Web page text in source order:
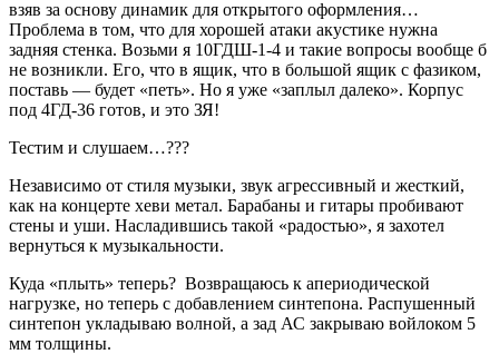
взяв за основу динамик для открытого оформления…
Проблема в том, что для хорошей атаки акустике нужна
задняя стенка. Возьми я 10ГДШ-1-4 и такие вопросы вообще б
не возникли. Его, что в ящик, что в большой ящик с фазиком,
поставь — будет «петь». Но я уже «заплыл далеко». Корпус
под 4ГД-36 готов, и это ЗЯ!
Тестим и слушаем…???
Независимо от стиля музыки, звук агрессивный и жесткий,
как на концерте хеви метал. Барабаны и гитары пробивают
стены и уши. Насладившись такой «радостью», я захотел
вернуться к музыкальности.
Куда «плыть» теперь? Возвращаюсь к апериодической
нагрузке, но теперь с добавлением синтепона. Распушенный
синтепон укладываю волной, а зад АС закрываю войлоком 5
мм толщины.